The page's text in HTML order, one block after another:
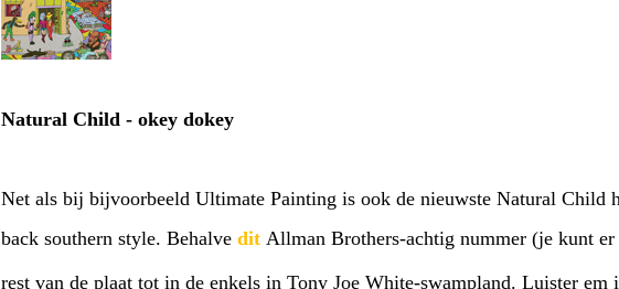
Natural Child - okey dokey
Net als bij bijvoorbeeld Ultimate Painting is ook de nieuwste Natural Child
back southern style. Behalve dit Allman Brothers-achtig nummer (je kunt
rest van de plaat tot in de enkels in Tony Joe White-swampland. Luister em